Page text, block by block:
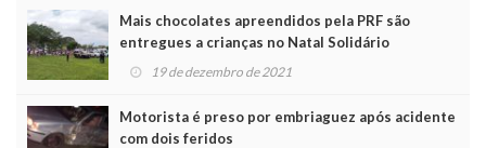
Mais chocolates apreendidos pela PRF são
entregues a crianças no Natal Solidário
19 de dezembro de 2021
Motorista é preso por embriaguez após acidente
com dois feridos